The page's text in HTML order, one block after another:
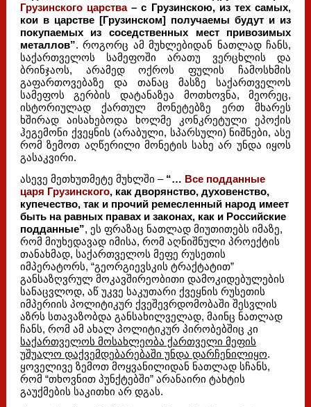
Грузинского царства– с Грузинскою, из тех самых,
кои в царстве [Грузинском] получаемы будут и из
покупаемых из соседственных мест привозимых
металлов”. როგორც ამ მუხლებიდან ნათლად ჩანს,
საქართველოს სამეფოში არათუ ვერცხლის და
ბრინჯაოს, არამედ ოქროს ფულის ჩამოსხმის
გაფართოვებაზე და თანაც მასზე საქართველოს
სამეფოს გერბის დატანაზეა მოთხოვნა, მეორეც,
ისტორიულად ქართულ მონეტებზე ერთ მხარეს
ხშირად აისახებოდა ხოლმე კონკრეტული ეპოქის
ჰეგემონი ქვეყნის (არაბული, სპარსული) ნიშნები, ასე
რომ ზემოთ აღწერილი მონეტის სახე არ უნდა იყოს
გასაკვირი.
ასევე მეთხუთმეტე მუხლში – “… Все подданные
царя Грузинского, как дворянство, духовенство,
купечество, так и прочий ремесленный народ имеет
быть на равных правах и законах, как и Российские
подданные”, ეს ფრაზაც ნათლად მიუთითებს იმაზე,
რომ მიუხედავად იმისა, რომ აღნიშნული პროექტის
თანახმად, საქართველოს მეფე რუსეთის
იმპერატორს, “გეორგიევსკის ტრაქტატით”
განსაზღვრულ მოკავშირეობითი დამოკიდებულების
სანაცვლოდ, აწ უკვე საკუთარი ქვეყნის რუსეთის
იმპერიის პოლიტიკურ ქვეშევრდომობაში შესვლის
აზრს სთავაზობდა განსახილველად, მაინც ნათლად
ჩანს, რომ ამ ახალ პოლიტიკურ პირობებშიც კი
საქართველოს მოსახლეობა ქართველი მეფის
უშუალო დაქვემდებარებაში უნდა დარჩენილიყო.
ყოველივე ზემოთ მოყვანილიდან ნათლად სჩანს,
რომ “თხოვნით პუნქტებში” არანაირი ტახტის
გაუქმების საკითხი არ დგას.